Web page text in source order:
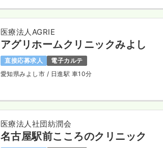
医療法人AGRIE
アグリホームクリニックみよし
直接応募求人
電子カルテ
愛知県みよし市 / 日進駅 車10分
医療法人社団紡潤会
名古屋駅前こころのクリニック